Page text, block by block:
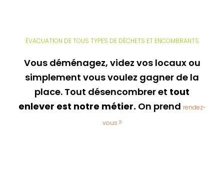
ÉVACUATION DE TOUS TYPES DE DÉCHETS ET ENCOMBRANTS
Vous déménagez, videz vos locaux ou
simplement vous voulez gagner de la
place. Tout désencombrer et tout
enlever est notre métier. On prend rendez-
vous ?